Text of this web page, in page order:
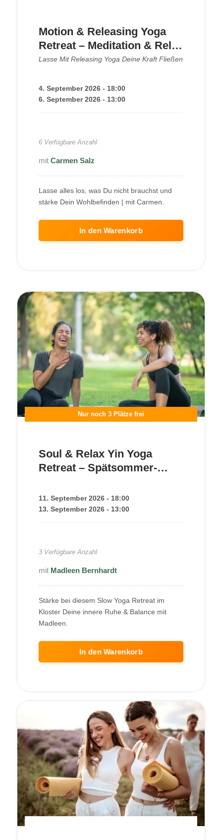
Motion & Releasing Yoga
Retreat – Meditation & Relax
im Kloster
Lasse Mit Releasing Yoga Deine Kraft Fließen
4. September 2026 - 18:00
6. September 2026 - 13:00
6 Verfügbare Anzahl
Carmen Salz
Lasse alles los, was Du nicht brauchst und
stärke Dein Wohlbefinden | mit Carmen.
In den Warenkorb
Nur noch 3 Plätze frei
Soul & Relax Yin Yoga
Retreat – Spätsommer-
Madleen | September 2026
11. September 2026 - 18:00
13. September 2026 - 13:00
3 Verfügbare Anzahl
Madleen Bernhardt
Stärke bei diesem Slow Yoga Retreat im
Kloster Deine innere Ruhe & Balance mit
Madleen.
In den Warenkorb